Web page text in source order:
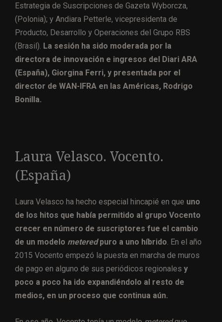
Estrategia de Suscripciones de Gazeta Wyborcza,
(Polonia); y Andiara Petterle, vicepresidenta de
Producto, Desarrollo y Operaciones del Grupo RBS
(Brasil). La sesión ha sido moderada por la
directora de innovación e ingresos del Diari ARA
(España), Giorgina Ferri, y presentada por el
director de WAN-IFRA en las Américas, Rodrigo
Bonilla.
Laura Velasco. Vocento.
(España)
Laura Velasco ha hecho especial hincapié en que uno
de los hitos que había permitido al grupo Vocento
crecer en número de suscriptores fue el cambio
de un modelo meteredpuro a uno híbrido. En el año
2015 Vocento empezó la puesta en marcha de muros
de pago en alguno de sus periódicos regionales y
poco a poco ha ido expandiéndolo al resto de
medios, en un proceso que continua aún.